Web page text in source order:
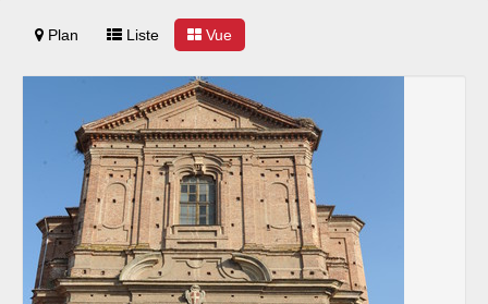
MUSÉES
ITINÉRAIRES
EVÉNEMENTS
BÉNÉVOLES
CONTACTS
PRESS
Plan Liste Vue
Notification lors de la collecte
Vos choix en matière de
confidentialité